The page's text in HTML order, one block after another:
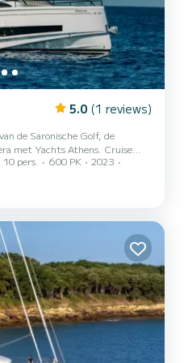
5.0 (1 reviews)
de Saronische Golf, de
Yachts Athens. Cruise
water. Neem een
u ontspant, of proef verse
snorkelen, wandelroutes in
volledig configureerbare...
10 pers. 600 PK
2023